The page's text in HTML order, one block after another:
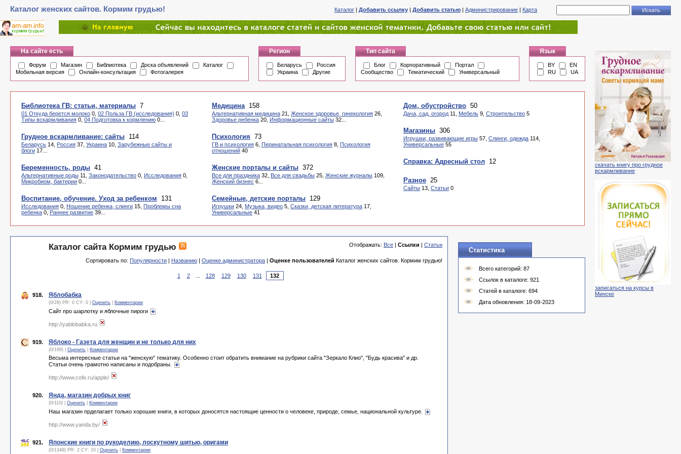
Каталог женских сайтов. Кормим грудью! Каталог | Добавить ссылку | Добавить статью | Администрирование | Карта
На сайте есть
Форум Магазин Библиотека Доска объявлений
Каталог
Мобильная версия
Онлайн-консультация Фотогалерея
Регион
Беларусь
Россия
Украина
Другие
Тип сайта
Блог Корпоративный
Портал
Сообщество
Тематический Универсальный
Язык
BY
EN
RU
UA
Библиотека ГВ: статьи, материалы 7
01 Откуда берется молоко 0, 02 Польза ГВ (исследования) 0, 03
Типы вскармливания 0, 04 Подготовка к кормлению 0...
Грудное вскармливание: сайты 114
Беларусь 14, Россия 37, Украина 10, Зарубежные сайты и
блоги 17...
Беременность, роды 41
Альтернативные роды 11, Законодательство 0, Исследования 0,
Микробиом, бактерии 0...
Воспитание, обучение. Уход за ребенком 131
Исследования 0, Ношение ребенка, слинги 15, Проблемы сна
ребенка 0, Раннее развитие 39...
Медицина 158
Альтернативная медицина 21, Женское здоровье, гинекология 26,
Здоровье ребенка 20, Информационные сайты 32...
Психология 73
ГВ и психология 6, Перинатальная психология 8, Психология
отношений 40
Женские порталы и сайты 372
Все для праздника 32, Все для свадьбы 25, Женские журналы 109,
Женский бизнес 6...
Семейные, детские порталы 129
Игрушки 24, Музыка, видео 5, Сказки, детская литература 17,
Универсальные 41
Дом, обустройство 50
Дача, сад, огород 11, Мебель 9, Строительство 5
Магазины 306
Игрушки, развивающие игры 57, Слинги, одежда 114,
Универсальные 55
Справка: Адресный стол 12
Разное 25
Сайты 13, Статьи 0
Отображать: Все | Ссылки | Статьи
Каталог сайта Кормим грудью
Сортировать по: Популярности | Названию | Оценке администратора | Оценке пользователей Каталог женских сайтов. Кормим грудью!
1 2 128 129 130 131
918. Яблобабка
(0/28) PR: 0 CY: 0 | Оценить Комментарии
Сайт про шарлотку и яблочные пироги
http://yablobabka.ru
919. Яблоко - Газета для женщин и не только для них
(0/189) | Оценить Комментарии
Весьма интересные статьи на "женскую" тематику. Особенно стоит обратить внимание на рубрики сайта "Зеркало Клио", "Будь красива" и др.
Статьи очень грамотно написаны и подобраны.
http://www.cofe.ru/apple/
920. Янда, магазин добрых книг
(0/110) | Оценить Комментарии
Наш магазин прделагает только хорошие книги, в которых доносятся настоящие ценности о человеке, природе, семье, национальной культуре.
http://www.yanda.by/
921. Японские книги по рукоделию, лоскутному шитью, оригами
(0/1349) PR: 2 CY: 10 | Оценить Комментарии
Статистика
Всего категорий: 87
Ссылок в каталоге: 921
Статей в каталоге: 694
Дата обновления: 18-09-2023
скачать книгу про грудное
вскармливание
записаться на курсы в
Минске